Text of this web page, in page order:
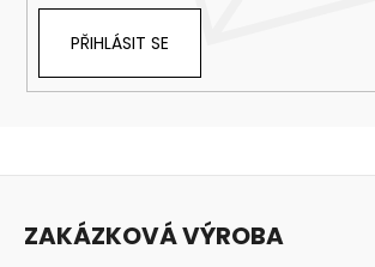
PŘIHLÁSIT SE
ZAKÁZKOVÁ VÝROBA